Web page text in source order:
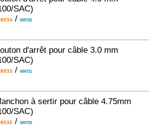
SAC)
/ 009732
d'arrêt pour câble 3.0 mm
SAC)
/ 009731
à sertir pour câble 4.75mm
SAC)
/ 009730